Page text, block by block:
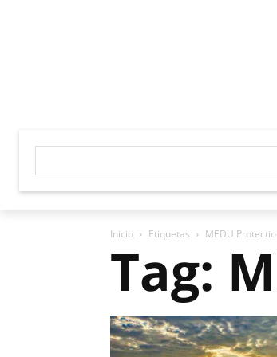
Inicio Etiquetas MEDU
Tag: